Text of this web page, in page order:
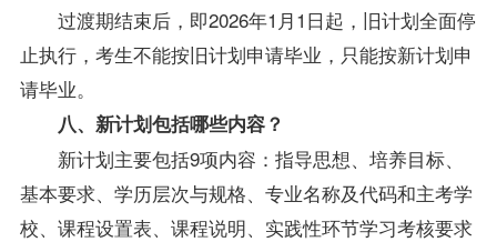
过渡期结束后，即2026年1月1日起，旧计划全面停
止执行，考生不能按旧计划申请毕业，只能按新计划申
请毕业。
八、新计划包括哪些内容？
新计划主要包括9项内容：指导思想、培养目标、
基本要求、学历层次与规格、专业名称及代码和主考学
校、课程设置表、课程说明、实践性环节学习考核要求